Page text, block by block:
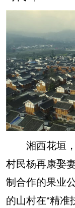
湘西花垣，
村民杨再康娶
制合作的果业
的山村在“精准